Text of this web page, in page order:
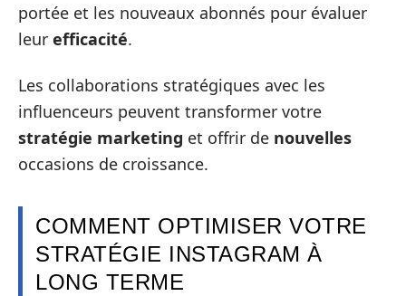
portée et les nouveaux abonnés pour évaluer
leur efficacité.
Les collaborations stratégiques avec les
influenceurs peuvent transformer votre
stratégie marketing et offrir de nouvelles
occasions de croissance.
COMMENT OPTIMISER VOTRE
STRATÉGIE INSTAGRAM À
LONG TERME